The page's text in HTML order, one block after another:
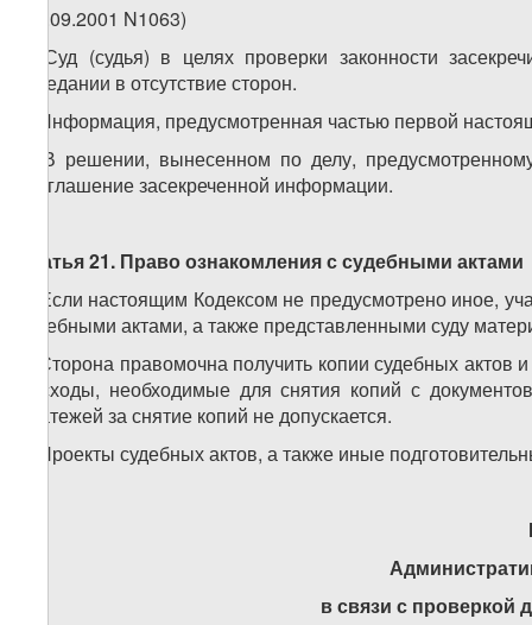
(14.09.2001 N1063)
1. Суд (судья) в целях проверки законности
заседании в отсутствие сторон.
2. Информация, предусмотренная частью первой
3. В решении, вынесенном по делу,
разглашение засекреченной информации.
Статья 21. Право ознакомления с судебными актами
1. Если настоящим Кодексом не предусмотрено иное,
судебными актами, а также представленными суду
2. Сторона правомочна получить копии судебных
Расходы, необходимые для снятия копий с
платежей за снятие копий не допускается.
3. Проекты судебных актов, а также иные
в связи с проверкой